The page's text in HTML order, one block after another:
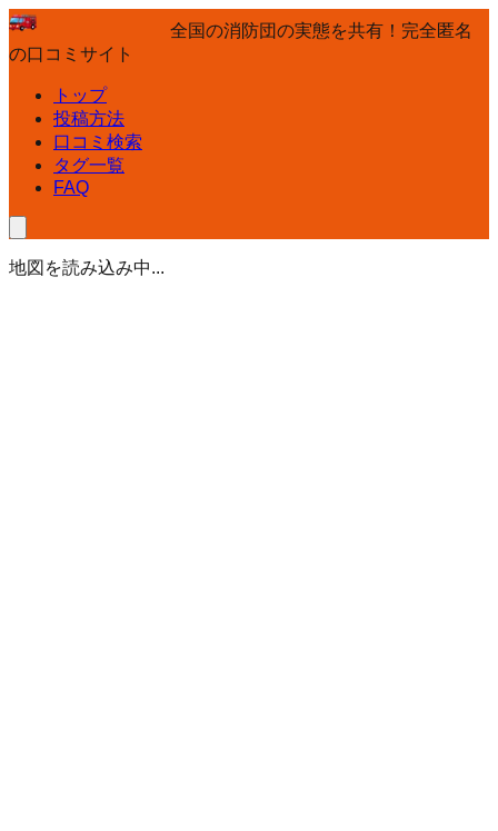
全国の消防団の実態を共有！完全匿名
の口コミサイト
トップ
投稿方法
口コミ検索
タグ一覧
FAQ
地図を読み込み中...